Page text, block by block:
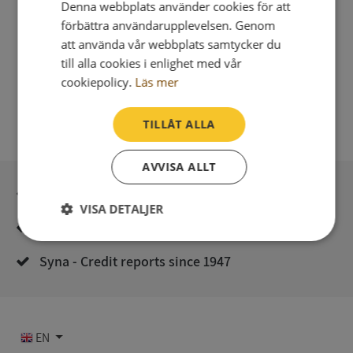
Syna - Credit reports since 1947
EN
Denna webbplats använder cookies för att
förbättra användarupplevelsen. Genom
att använda vår webbplats samtycker du
till alla cookies i enlighet med vår
cookiepolicy. Läs mer
TILLÅT ALLA
AVVISA ALLT
VISA DETALJER
Strikt
nödvändigt
Prestanda Inriktning